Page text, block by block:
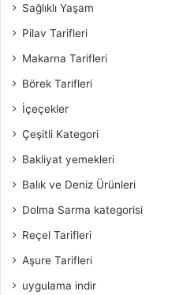
Sağlıklı Yaşam
Pilav Tarifleri
Makarna Tarifleri
Börek Tarifleri
İçeçekler
Çeşitli Kategori
Bakliyat yemekleri
Balık ve Deniz Ürünleri
Dolma Sarma kategorisi
Reçel Tarifleri
Aşure Tarifleri
uygulama indir